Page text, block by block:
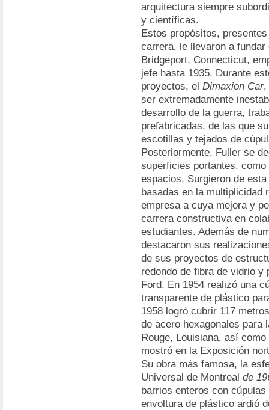
arquitectura siempre
y científicas.
Estos propósitos,
carrera, le llevaron a
Bridgeport, Connecticut,
jefe hasta 1935. Durante
proyectos, el Dimaxion Car,
ser extremadamente
desarrollo de la guerra,
prefabricadas, de las que
escotillas y tejados de
Posteriormente, Fuller se
superficies portantes,
espacios. Surgieron de
basadas en la multiplicidad
empresa a cuya mejora y
carrera constructiva en
estudiantes. Además de
destacaron sus
de sus proyectos de
redondo de fibra de vidrio
Ford. En 1954 realizó una
transparente de plástico
1958 logró cubrir 117
de acero hexagonales para
Rouge, Louisiana, así
mostró en la Exposición
Su obra más famosa, la
Universal de Montreal de
barrios enteros con
envoltura de plástico ardió